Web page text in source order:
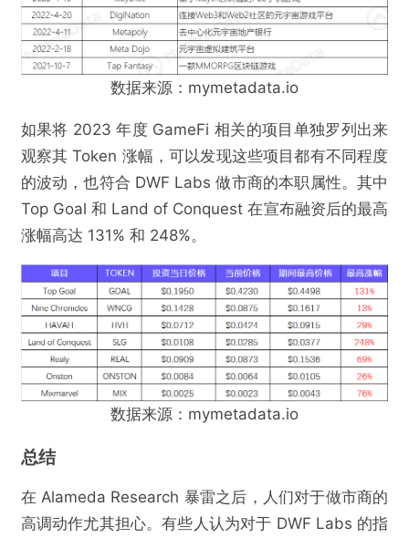
数据来源：mymetadata.io
如果将 2023 年度 GameFi 相关的项目单独罗列出来
观察其 Token 涨幅，可以发现这些项目都有不同程度
的波动，也符合 DWF Labs 做市商的本职属性。其中
Top Goal 和 Land of Conquest 在宣布融资后的最高
涨幅高达 131% 和 248%。
数据来源：mymetadata.io
总结
在 Alameda Research 暴雷之后，人们对于做市商的
高调动作尤其担心。有些人认为对于 DWF Labs 的指